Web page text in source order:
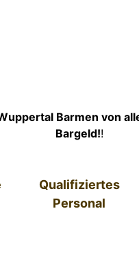
Barmen von
Bargeld!!
Qualifiziertes
Personal